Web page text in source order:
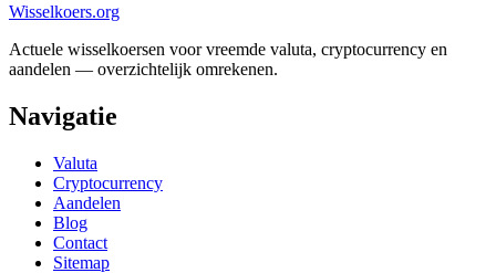
Wisselkoers.org
Actuele wisselkoersen voor vreemde valuta, cryptocurrency en
aandelen — overzichtelijk omrekenen.
Navigatie
Valuta
Cryptocurrency
Aandelen
Blog
Contact
Sitemap